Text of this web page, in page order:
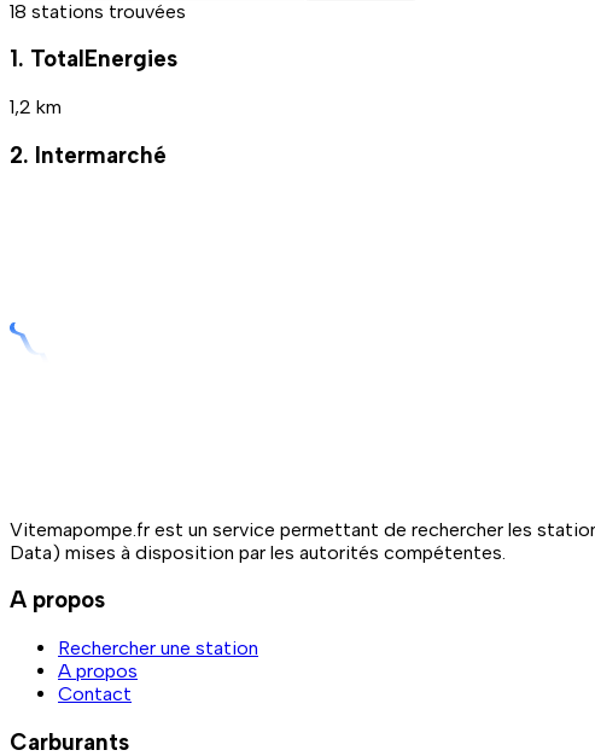
18 stations trouvées
1. TotalEnergies
1,2 km
2. Intermarché
Vitemapompe.fr est un service permettant de rechercher les
Data) mises à disposition par les autorités compétentes.
A propos
Rechercher une station
A propos
Contact
Carburants